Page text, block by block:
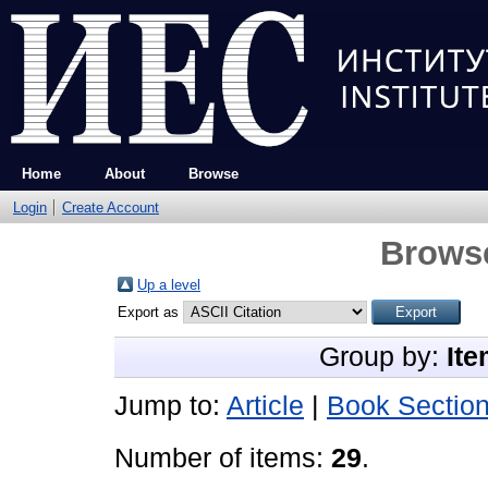
Home About Browse
Login Create Account
Up a level
Export as
Group by:
Jump to: Article
Book
Number of items: 29.